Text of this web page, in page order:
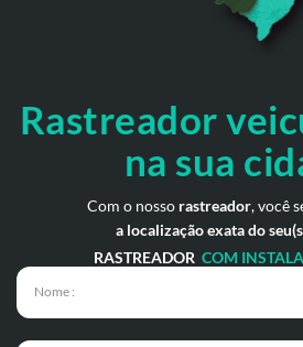
Rastreador
na sua
Com o nosso rastreador, você
a localização exata do
RASTREADOR COM